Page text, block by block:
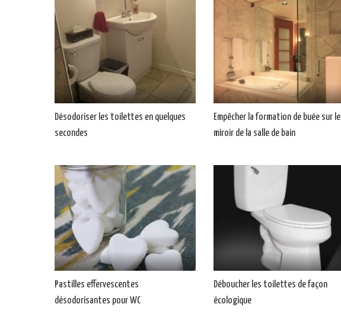
Désodoriser les toilettes en quelques
secondes
Empêcher la formation de buée sur le
miroir de la salle de bain
Pastilles effervescentes
désodorisantes pour WC
Déboucher les toilettes de façon
écologique